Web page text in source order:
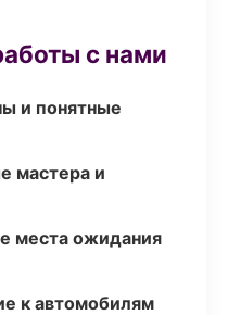
с нами
и понятные
мастера и
места ожидания
к автомобилям